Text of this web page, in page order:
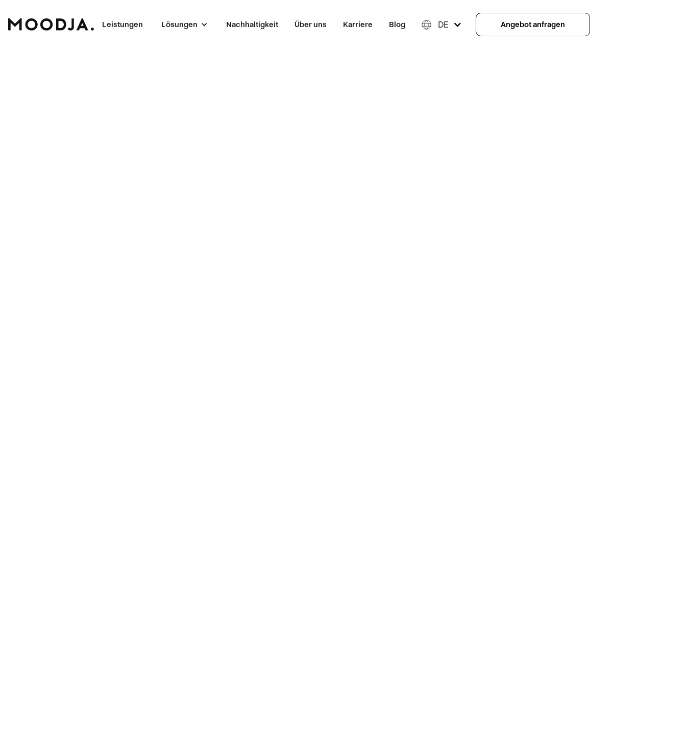
Leistungen Lösungen Nachhaltigkeit Über uns Karriere Blog DE Angebot anfragen